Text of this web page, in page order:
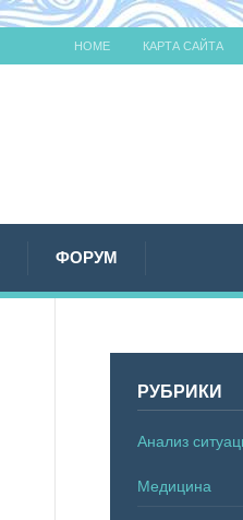
HOME КАРТА САЙТА
ФОРУМ
РУБРИКИ
Анализ
Медицина